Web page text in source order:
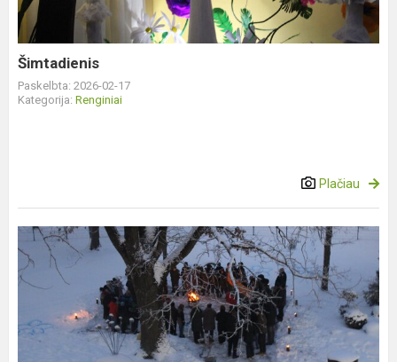
Šimtadienis
Paskelbta: 2026-02-17
Kategorija: Renginiai
Plačiau
35
metai
drąsos,
ir
laisvės